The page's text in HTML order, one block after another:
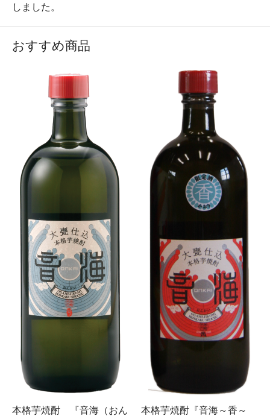
しました。
おすすめ商品
本格芋焼酎 『音海（おん
本格芋焼酎『音海～香～